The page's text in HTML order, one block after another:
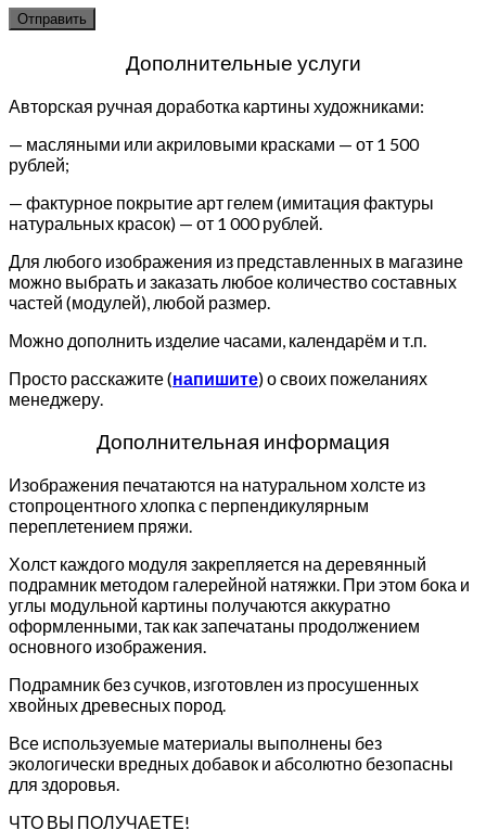
Дополнительные услуги
Авторская ручная доработка картины художниками:
— масляными или акриловыми красками — от 1 500
рублей;
— фактурное покрытие арт гелем (имитация фактуры
натуральных красок) — от 1 000 рублей.
Для любого изображения из представленных в магазине
можно выбрать и заказать любое количество составных
частей (модулей), любой размер.
Можно дополнить изделие часами, календарём и т.п.
Просто расскажите (напишите) о своих пожеланиях
менеджеру.
Дополнительная информация
Изображения печатаются на натуральном холсте из
стопроцентного хлопка с перпендикулярным
переплетением пряжи.
Холст каждого модуля закрепляется на деревянный
подрамник методом галерейной натяжки. При этом бока и
углы модульной картины получаются аккуратно
оформленными, так как запечатаны продолжением
основного изображения.
Подрамник без сучков, изготовлен из просушенных
хвойных древесных пород.
Все используемые материалы выполнены без
экологически вредных добавок и абсолютно безопасны
для здоровья.
ЧТО ВЫ ПОЛУЧАЕТЕ!